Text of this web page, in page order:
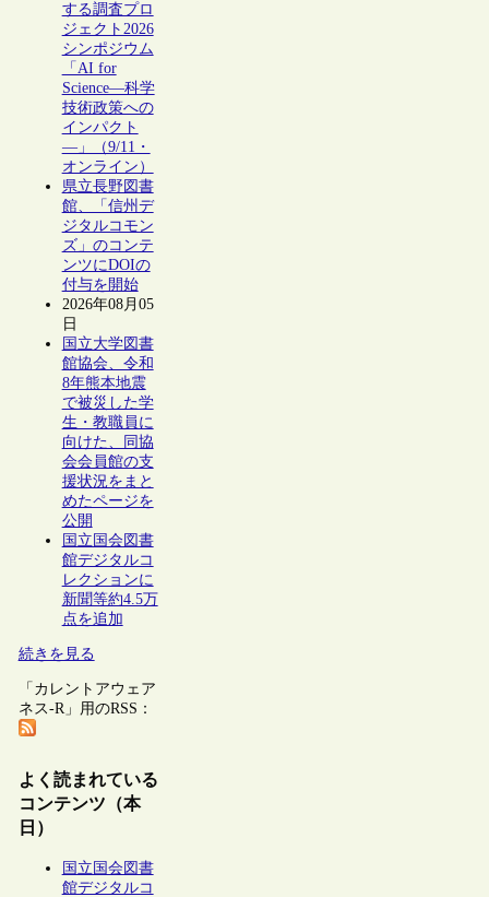
する調査プロ
ジェクト2026
シンポジウム
「AI for
Science―科学
技術政策への
インパクト
―」（9/11・
オンライン）
県立長野図書
館、「信州デ
ジタルコモン
ズ」のコンテ
ンツにDOIの
付与を開始
2026年08月05
日
国立大学図書
館協会、令和
8年熊本地震
で被災した学
生・教職員に
向けた、同協
会会員館の支
援状況をまと
めたページを
公開
国立国会図書
館デジタルコ
レクションに
新聞等約4.5万
点を追加
続きを見る
「カレントアウェア
ネス-R」用のRSS：
よく読まれている
コンテンツ（本
日）
国立国会図書
館デジタルコ